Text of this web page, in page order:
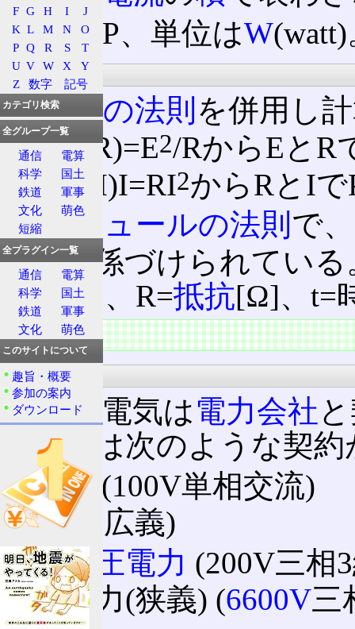
記号はP、単位はW
計算方法
オームの法則 を併用し
P=E(E/R)=E2/RからEとR
てP=(RI)I=RI2からRとI
またジュールの法則 で
量が関係づけられている
電流 [A]、R=抵抗[Ω]、t=
特徴
契約
通常、電気は電力会社
日本では次のような契
電灯 (100V単相交流)
動力
(広義)
低圧電力 (200V三相
動力(狭義) (6600V三
F G H I
J
K L M N
O
P Q R S
T
U V W X
Y
Z
数字 記号
カテゴリ検索
全グループ一覧
通信
電算
科学
国土
鉄道
軍事
文化
萌色
短縮
全プラグイン一覧
通信
電算
科学
国土
鉄道
軍事
文化
萌色
このサイトについて
趣旨・概要
参加の案内
ダウンロード